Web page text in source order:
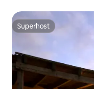
Superhost
Superhost